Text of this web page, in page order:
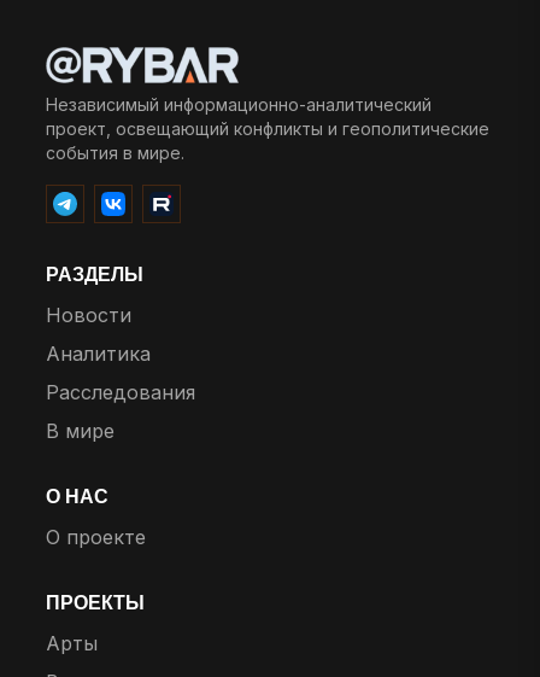
Независимый информационно-аналитический
проект, освещающий конфликты и геополитические
события в мире.
РАЗДЕЛЫ
Новости
Аналитика
Расследования
В мире
О НАС
О проекте
ПРОЕКТЫ
Арты